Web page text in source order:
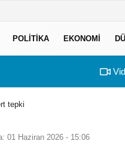
POLITIKA EKONOMI
tepki
01 Haziran 2026 - 15:06